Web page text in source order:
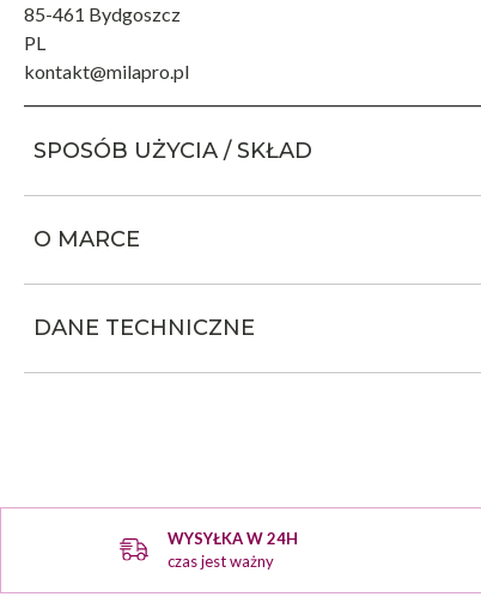
85-461 Bydgoszcz
PL
kontakt@milapro.pl
SPOSÓB UŻYCIA / SKŁAD
O MARCE
DANE TECHNICZNE
WYSYŁKA W 24H
czas jest ważny